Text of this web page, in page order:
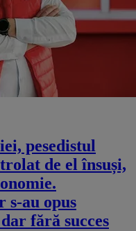
pesedistul
de el însuși,
au opus
fără succes